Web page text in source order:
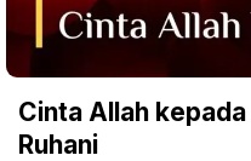
Cinta Allah
Ruhani